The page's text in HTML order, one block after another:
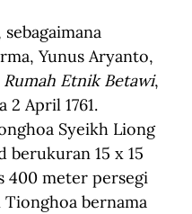
Yunus Aryanto,
Rumah Etnik Betawi,
April 1761.
Syeikh Liong
berukuran 15 x 15
400 meter persegi
bernama